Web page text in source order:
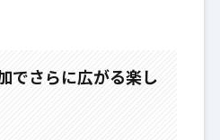
でさらに広がる楽し